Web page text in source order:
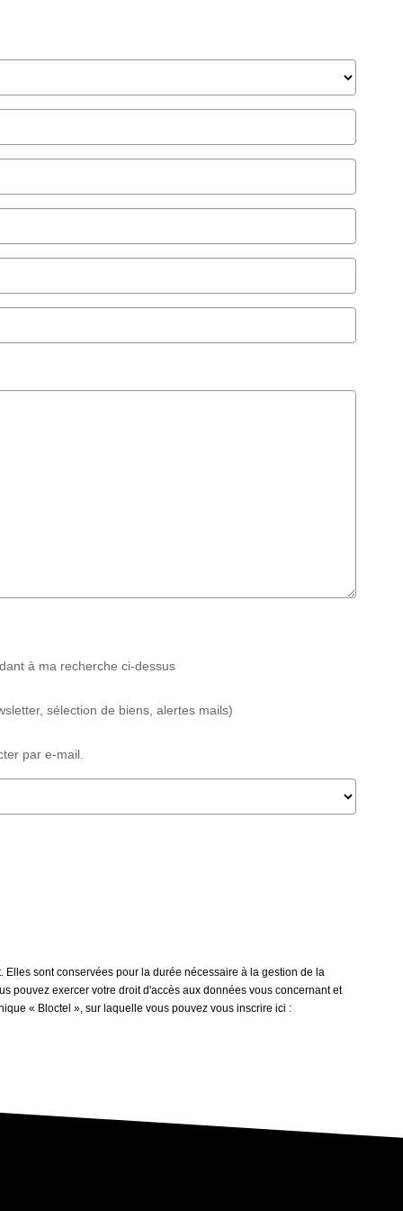
à ma recherche ci-dessus
sélection de biens, alertes mails)
par e-mail.
sont conservées pour la durée nécessaire à la gestion de la
pouvez exercer votre droit d'accès aux données vous concernant et
« Bloctel », sur laquelle vous pouvez vous inscrire ici :